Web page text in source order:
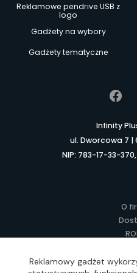
Reklamowe pendrive USB z
logo
Gadżety na wybory
Gadżety tematyczne
Infinity
ul. Dworcowa 7 |
NIP: 783-17-33-
O
Reklamowy gadżet